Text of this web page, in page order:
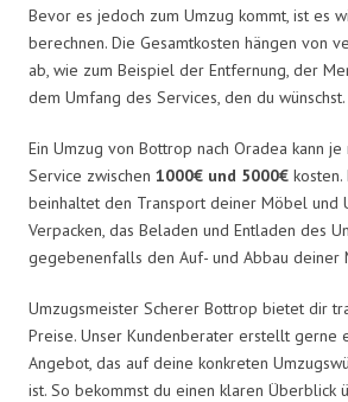
Bevor es jedoch zum Umzug kommt, ist es
berechnen. Die Gesamtkosten hängen von
ab, wie zum Beispiel der Entfernung, der
dem Umfang des Services, den du wünschst.
Ein Umzug von Bottrop nach Oradea kann je
Service zwischen 1000€ und 5000€ kosten.
beinhaltet den Transport deiner Möbel und
Verpacken, das Beladen und Entladen des
gegebenenfalls den Auf- und Abbau deiner
Umzugsmeister Scherer Bottrop bietet dir
Preise. Unser Kundenberater erstellt gerne
Angebot, das auf deine konkreten
ist. So bekommst du einen klaren Überblick